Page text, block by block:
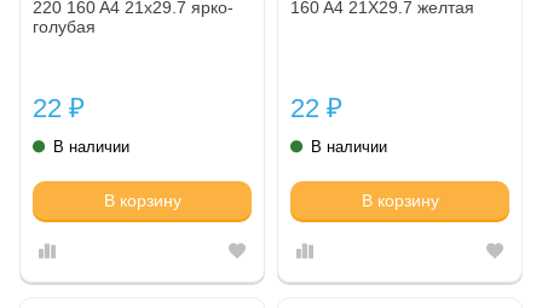
220 160 A4 21x29.7 ярко-
голубая
22 ₽
В наличии
В корзину
160 A4 21X29.7 желтая
22 ₽
В наличии
В корзину